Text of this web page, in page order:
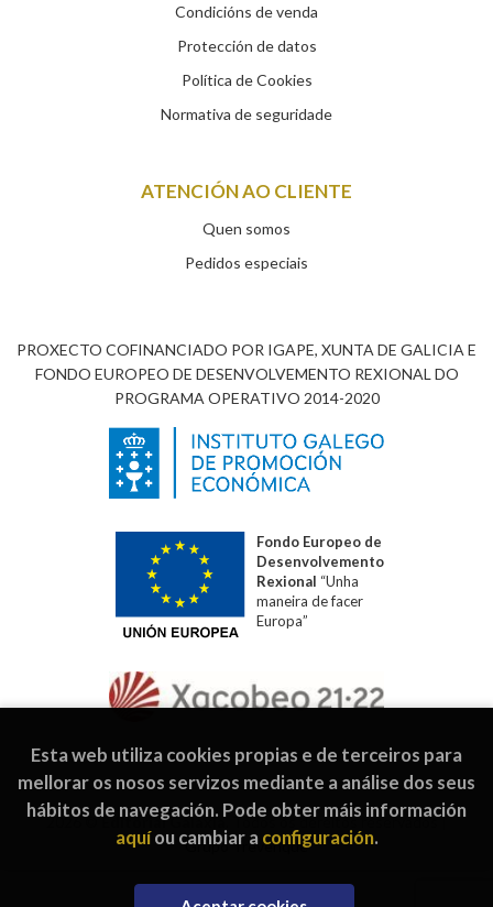
Condicións de venda
Protección de datos
Política de Cookies
Normativa de seguridade
ATENCIÓN AO CLIENTE
Quen somos
Pedidos especiais
PROXECTO COFINANCIADO POR IGAPE, XUNTA DE GALICIA E
FONDO EUROPEO DE DESENVOLVEMENTO REXIONAL DO
PROGRAMA OPERATIVO 2014-2020
Fondo Europeo de
Desenvolvemento
Rexional “Unha
maneira de facer
Europa”
2026 ©Editorial Galaxia . Todos os dereitos reservados |
Grupo Trevenque
Esta web utiliza cookies propias e de terceiros para
mellorar os nosos servizos mediante a análise dos seus
hábitos de navegación. Pode obter máis información
aquíou cambiar a configuración.